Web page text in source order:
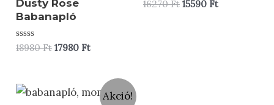
Dusty Rose
Babanapló
Értékelés:
18980Ft Original
17980 FtCurrent
17980 Ft.
Értékelés:
16270Ft Original
15590 FtCurrent
Akció!